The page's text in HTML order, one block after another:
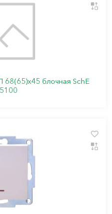
68(65)х45 блочная SchE